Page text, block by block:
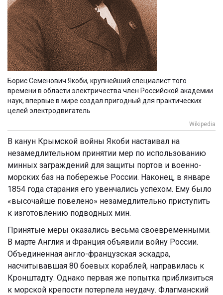
Борис Семенович Якоби, крупнейший специалист того
времени в области электричества член Российской академии
наук, впервые в мире создал пригодный для практических
целей электродвигатель
Wikipedia
В канун Крымской войны Якоби настаивал на
незамедлительном принятии мер по использованию
минных заграждений для защиты портов и военно-
морских баз на побережье России. Наконец, в январе
1854 года старания его увенчались успехом. Ему было
«высочайше повелено» незамедлительно приступить
к изготовлению подводных мин.
Принятые меры оказались весьма своевременными.
В марте Англия и Франция объявили войну России.
Объединенная англо-французская эскадра,
насчитывавшая 80 боевых кораблей, направилась к
Кронштадту. Однако первая же попытка приблизиться
к морской крепости потерпела неудачу. Флагманский